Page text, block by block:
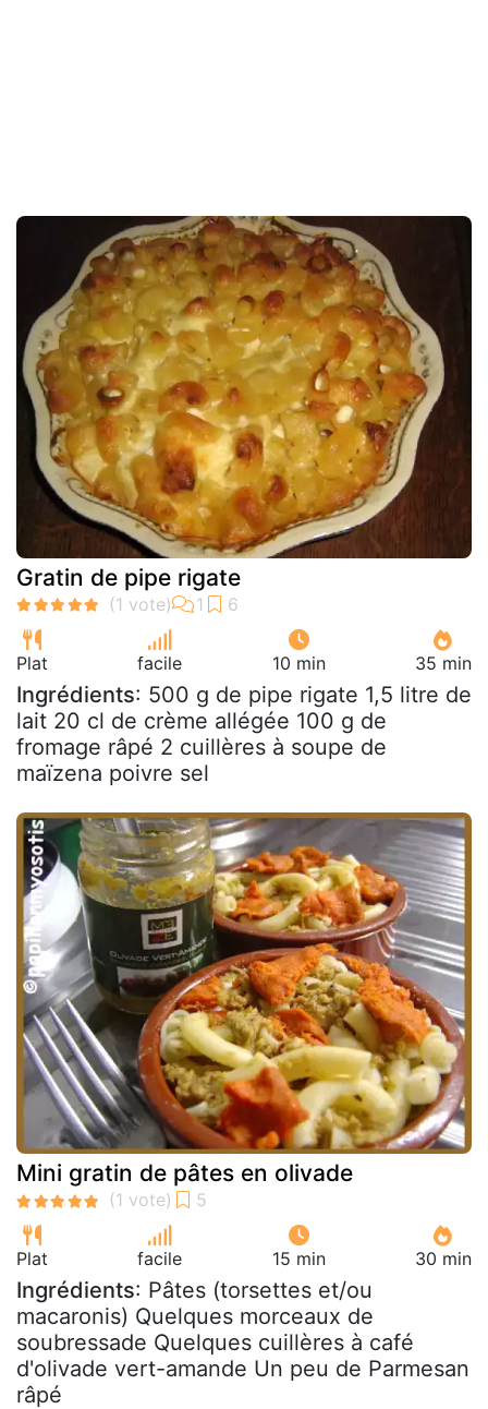
Gratin de pipe rigate
Plat facile 10 min 35 min
Ingrédients: 500 g de pipe rigate 1,5 litre de
lait 20 cl de crème allégée 100 g de
fromage râpé 2 cuillères à soupe de
maïzena poivre sel
Mini gratin de pâtes en olivade
Plat facile 15 min 30 min
Ingrédients: Pâtes (torsettes et/ou
macaronis) Quelques morceaux de
soubressade Quelques cuillères à café
d'olivade vert-amande Un peu de Parmesan
râpé